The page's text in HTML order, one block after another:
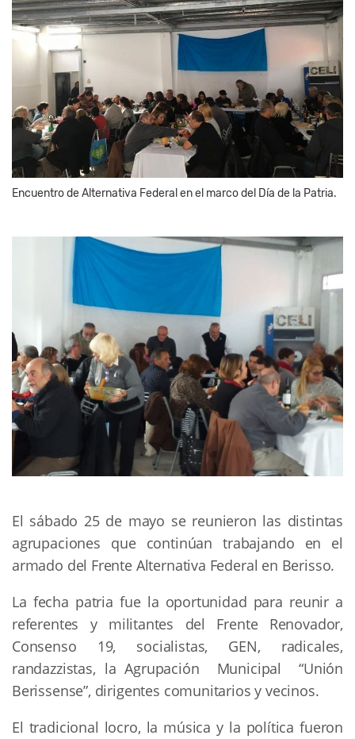
Encuentro de Alternativa Federal en el marco del Día de la Patria.
El sábado 25 de mayo se reunieron las distintas
agrupaciones que continúan trabajando en el
armado del Frente Alternativa Federal en Berisso.
La fecha patria fue la oportunidad para reunir a
referentes y militantes del Frente Renovador,
Consenso 19, socialistas, GEN, radicales,
randazzistas, la Agrupación Municipal “Unión
Berissense”, dirigentes comunitarios y vecinos.
El tradicional locro, la música y la política fueron